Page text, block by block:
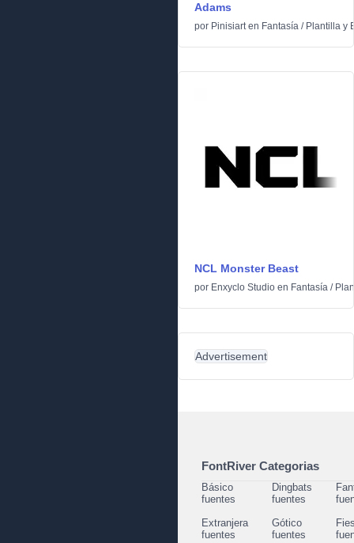
Adams
por Pinisiarten Fantasía / Plantilla y
NCL Monster Beast
por Enxyclo Studio en Fantasía /
Advertisement
FontRiver Categorias
Básico
fuentes
Dingbats
fuentes
Extranjera
fuentes
Gótico
fuentes